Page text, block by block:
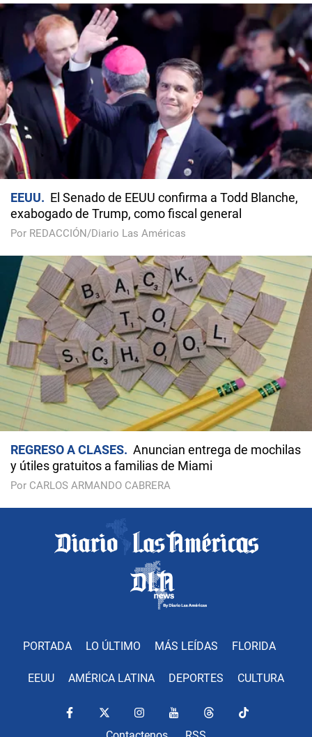
EEUU
El Senado de EEUU confirma a Todd Blanche,
exabogado de Trump, como fiscal general
Por REDACCIÓN/Diario Las Américas
REGRESO A CLASES
Anuncian entrega de mochilas
y útiles gratuitos a familias de Miami
Por CARLOS ARMANDO CABRERA
PORTADA LO ÚLTIMO MÁS LEÍDAS FLORIDA
EEUU AMÉRICA LATINA DEPORTES CULTURA